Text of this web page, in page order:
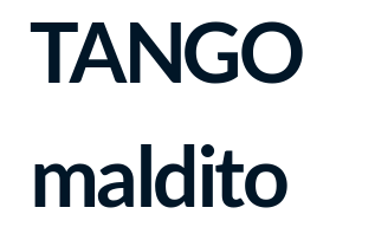
TANGO
maldito